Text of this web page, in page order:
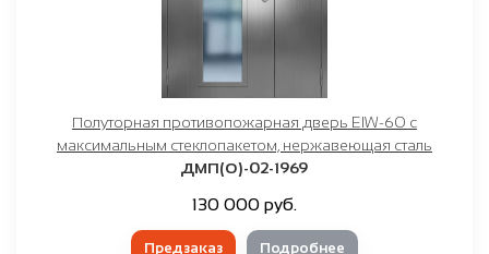
Полуторная противопожарная дверь EIW-60 с
максимальным стеклопакетом, нержавеющая сталь
ДМП(О)-02-1969
130 000 руб.
Предзаказ Подробнее